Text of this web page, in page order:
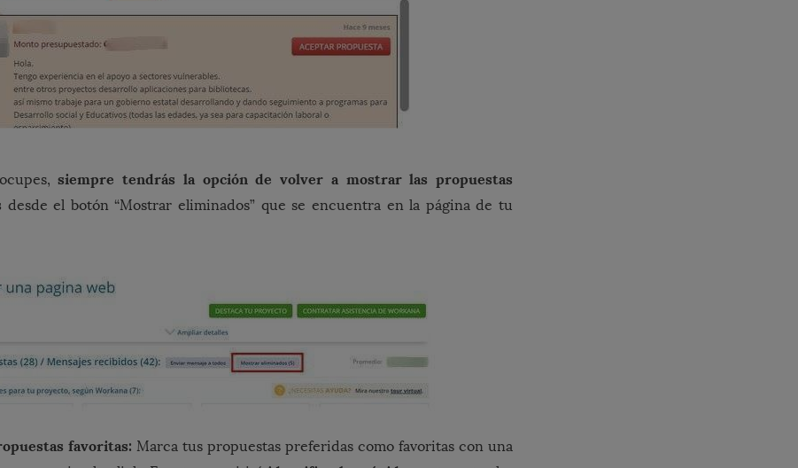
siempre tendrás la opción de volver a mostrar las propuestas
desde el botón “Mostrar eliminados” que se encuentra en la página de tu
favoritas: Marca tus propuestas preferidas como favoritas con una